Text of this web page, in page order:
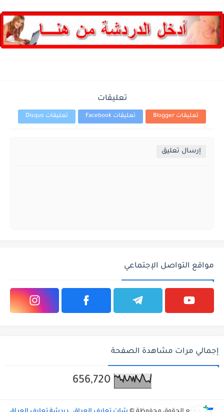
تعليقات
تعليقات Blogger تعليقات Facebook تعليقات Disqus
إرسال تعليق
مواقع التواصل الإجتماعي
إجمالي مرات مشاهدة الصفحة
656,720